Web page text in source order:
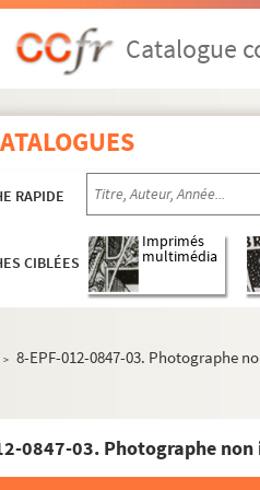
Catalogue
RAPIDE
CIBLÉES
Imprimés
multimédia
> 8-EPF-012-0847-03. Photographe
0847-03. Photographe